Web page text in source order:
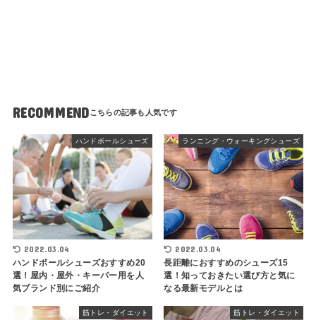
RECOMMEND
ハンドボールシューズ
2022.03.04
ハンドボールシューズおすすめ20
選！屋内・屋外・キーパー用を人
気ブランド別にご紹介
ランニング・ウォーキングシューズ
2022.03.04
長距離におすすめのシューズ15
選！知っておきたい選び方と気に
なる最新モデルとは
筋トレ・ダイエット 筋トレ・ダイエット